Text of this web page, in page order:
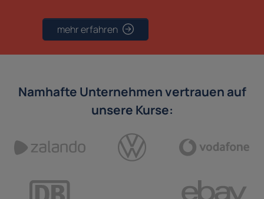
mehr erfahren
Namhafte Unternehmen vertrauen auf
unsere Kurse: